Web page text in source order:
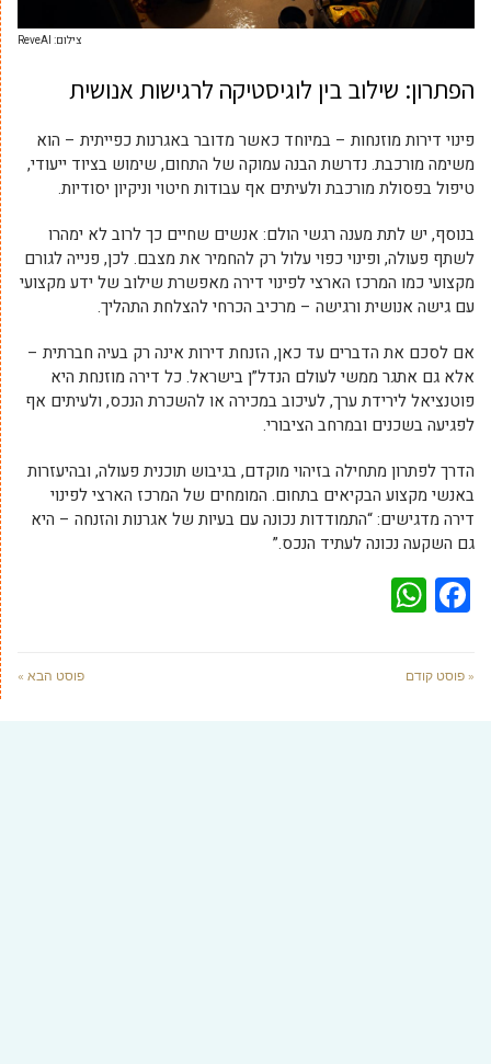
צילום: ReveAI
הפתרון: שילוב בין לוגיסטיקה לרגישות אנושית
פינוי דירות מוזנחות – במיוחד כאשר מדובר באגרנות כפייתית – הוא
משימה מורכבת. נדרשת הבנה עמוקה של התחום, שימוש בציוד ייעודי,
טיפול בפסולת מורכבת ולעיתים אף עבודות חיטוי וניקיון יסודיות.
בנוסף, יש לתת מענה רגשי הולם: אנשים שחיים כך לרוב לא ימהרו
לשתף פעולה, ופינוי כפוי עלול רק להחמיר את מצבם. לכן, פנייה לגורם
מקצועי כמו המרכז הארצי לפינוי דירה מאפשרת שילוב של ידע מקצועי
עם גישה אנושית ורגישה – מרכיב הכרחי להצלחת התהליך.
אם לסכם את הדברים עד כאן, הזנחת דירות אינה רק בעיה חברתית –
אלא גם אתגר ממשי לעולם הנדל”ן בישראל. כל דירה מוזנחת היא
פוטנציאל לירידת ערך, לעיכוב במכירה או להשכרת הנכס, ולעיתים אף
לפגיעה בשכנים ובמרחב הציבורי.
הדרך לפתרון מתחילה בזיהוי מוקדם, בגיבוש תוכנית פעולה, ובהיעזרות
באנשי מקצוע הבקיאים בתחום. המומחים של המרכז הארצי לפינוי
דירה מדגישים: “התמודדות נכונה עם בעיות של אגרנות והזנחה – היא
גם השקעה נכונה לעתיד הנכס.”
Facebook
« פוסט קודם פוסט הבא »